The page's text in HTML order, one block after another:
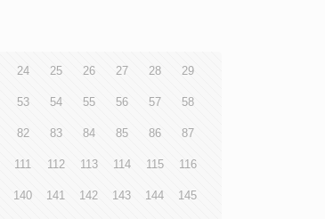
24 25 26 27 28 29
53 54 55 56 57 58
82 83 84 85 86 87
111 112 113 114 115 116
140 141 142 143 144 145